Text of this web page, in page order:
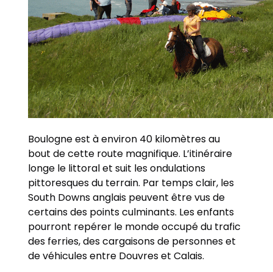
Boulogne est à environ 40 kilomètres au
bout de cette route magnifique. L’itinéraire
longe le littoral et suit les ondulations
pittoresques du terrain. Par temps clair, les
South Downs anglais peuvent être vus de
certains des points culminants. Les enfants
pourront repérer le monde occupé du trafic
des ferries, des cargaisons de personnes et
de véhicules entre Douvres et Calais.